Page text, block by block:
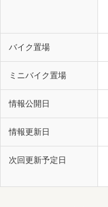
バイク置場
ミニバイク置場
情報公開日
情報更新日
次回更新予定日